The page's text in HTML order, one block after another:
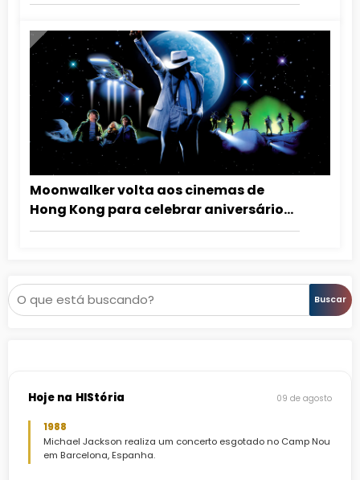
Moonwalker volta aos cinemas de
Hong Kong para celebrar aniversário
de Michael Jackson
Pesquisar Buscar
Hoje na HIStória 09 de agosto
1988
Michael Jackson realiza um concerto esgotado no Camp Nou
em Barcelona, Espanha.